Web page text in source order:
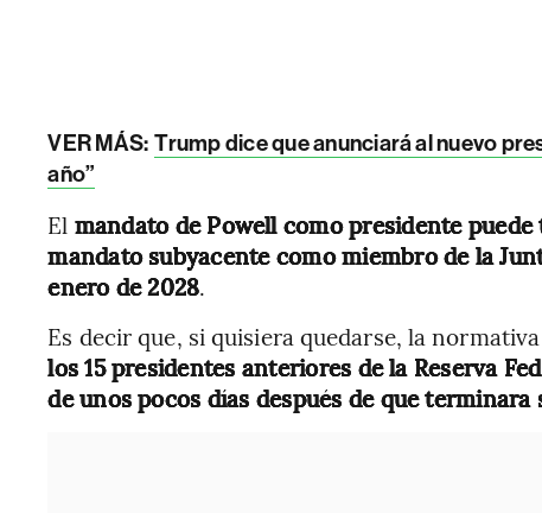
VER MÁS: Trump dice que anunciará al nuevo
año”
El mandato de Powell como presidente
mandato subyacente como miembro de la
enero de 2028.
Es decir que, si quisiera quedarse, la
los 15 presidentes anteriores de la Reserva
de unos pocos días después de que